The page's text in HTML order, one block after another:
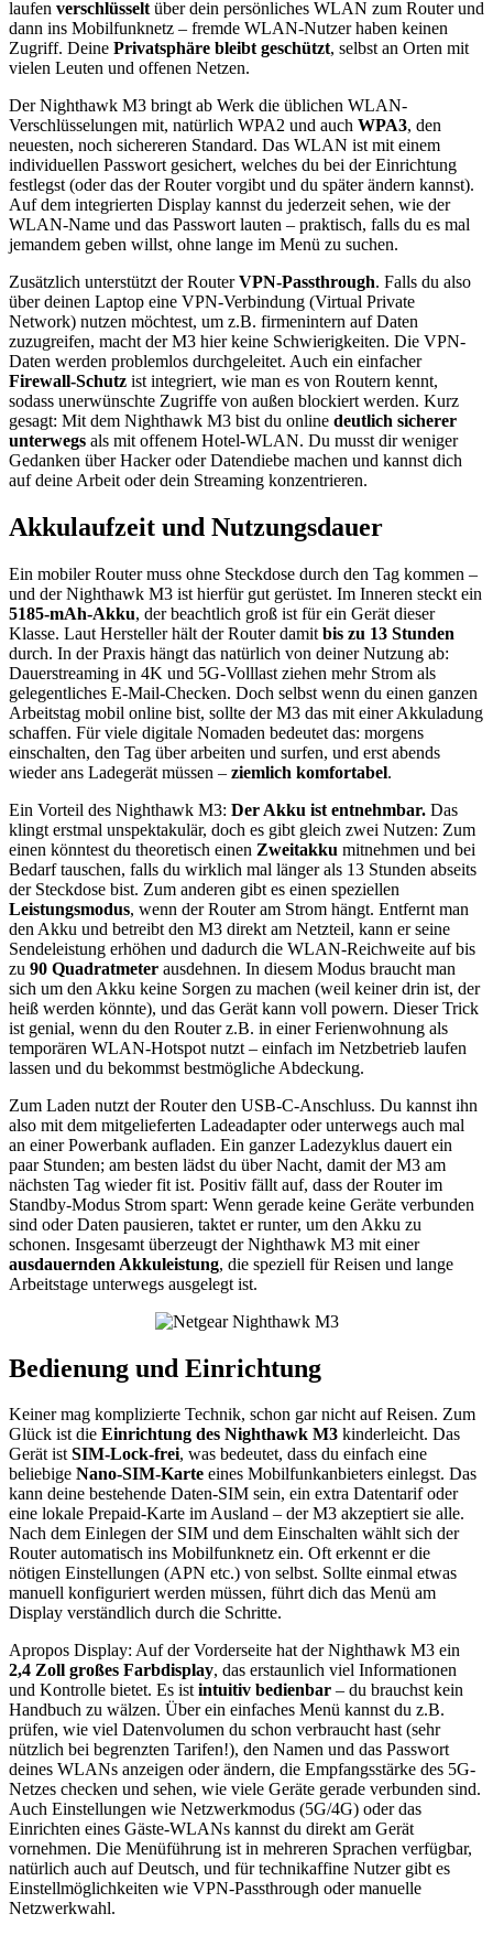
laufen verschlüsselt über dein persönliches WLAN zum Router und
dann ins Mobilfunknetz – fremde WLAN-Nutzer haben keinen
Zugriff. Deine Privatsphäre bleibt geschützt, selbst an Orten mit
vielen Leuten und offenen Netzen.
Der Nighthawk M3 bringt ab Werk die üblichen WLAN-
Verschlüsselungen mit, natürlich WPA2 und auch WPA3, den
neuesten, noch sichereren Standard. Das WLAN ist mit einem
individuellen Passwort gesichert, welches du bei der Einrichtung
festlegst (oder das der Router vorgibt und du später ändern kannst).
Auf dem integrierten Display kannst du jederzeit sehen, wie der
WLAN-Name und das Passwort lauten – praktisch, falls du es mal
jemandem geben willst, ohne lange im Menü zu suchen.
Zusätzlich unterstützt der RouterVPN-Passthrough. Falls du also
über deinen Laptop eine VPN-Verbindung (Virtual Private
Network) nutzen möchtest, um z.B. firmenintern auf Daten
zuzugreifen, macht der M3 hier keine Schwierigkeiten. Die VPN-
Daten werden problemlos durchgeleitet. Auch ein einfacher
Firewall-Schutz ist integriert, wie man es von Routern kennt,
sodass unerwünschte Zugriffe von außen blockiert werden. Kurz
gesagt: Mit dem Nighthawk M3 bist du online deutlich sicherer
unterwegs als mit offenem Hotel-WLAN. Du musst dir weniger
Gedanken über Hacker oder Datendiebe machen und kannst dich
auf deine Arbeit oder dein Streaming konzentrieren.
Akkulaufzeit und Nutzungsdauer
Ein mobiler Router muss ohne Steckdose durch den Tag kommen –
und der Nighthawk M3 ist hierfür gut gerüstet. Im Inneren steckt ein
5185-mAh-Akku, der beachtlich groß ist für ein Gerät dieser
Klasse. Laut Hersteller hält der Router damit bis zu 13 Stunden
durch. In der Praxis hängt das natürlich von deiner Nutzung ab:
Dauerstreaming in 4K und 5G-Volllast ziehen mehr Strom als
gelegentliches E-Mail-Checken. Doch selbst wenn du einen ganzen
Arbeitstag mobil online bist, sollte der M3 das mit einer Akkuladung
schaffen. Für viele digitale Nomaden bedeutet das: morgens
einschalten, den Tag über arbeiten und surfen, und erst abends
wieder ans Ladegerät müssen – ziemlich komfortabel.
Ein Vorteil des Nighthawk M3: Der Akku ist entnehmbar. Das
klingt erstmal unspektakulär, doch es gibt gleich zwei Nutzen: Zum
einen könntest du theoretisch einen Zweitakku mitnehmen und bei
Bedarf tauschen, falls du wirklich mal länger als 13 Stunden abseits
der Steckdose bist. Zum anderen gibt es einen speziellen
Leistungsmodus, wenn der Router am Strom hängt. Entfernt man
den Akku und betreibt den M3 direkt am Netzteil, kann er seine
Sendeleistung erhöhen und dadurch die WLAN-Reichweite auf bis
zu 90 Quadratmeter ausdehnen. In diesem Modus braucht man
sich um den Akku keine Sorgen zu machen (weil keiner drin ist, der
heiß werden könnte), und das Gerät kann voll powern. Dieser Trick
ist genial, wenn du den Router z.B. in einer Ferienwohnung als
temporären WLAN-Hotspot nutzt – einfach im Netzbetrieb laufen
lassen und du bekommst bestmögliche Abdeckung.
Zum Laden nutzt der Router den USB-C-Anschluss. Du kannst ihn
also mit dem mitgelieferten Ladeadapter oder unterwegs auch mal
an einer Powerbank aufladen. Ein ganzer Ladezyklus dauert ein
paar Stunden; am besten lädst du über Nacht, damit der M3 am
nächsten Tag wieder fit ist. Positiv fällt auf, dass der Router im
Standby-Modus Strom spart: Wenn gerade keine Geräte verbunden
sind oder Daten pausieren, taktet er runter, um den Akku zu
schonen. Insgesamt überzeugt der Nighthawk M3 mit einer
ausdauernden Akkuleistung, die speziell für Reisen und lange
Arbeitstage unterwegs ausgelegt ist.
Bedienung und Einrichtung
Keiner mag komplizierte Technik, schon gar nicht auf Reisen. Zum
Glück ist die Einrichtung des Nighthawk M3 kinderleicht. Das
Gerät istSIM-Lock-frei, was bedeutet, dass du einfach eine
beliebige Nano-SIM-Karte eines Mobilfunkanbieters einlegst. Das
kann deine bestehende Daten-SIM sein, ein extra Datentarif oder
eine lokale Prepaid-Karte im Ausland – der M3 akzeptiert sie alle.
Nach dem Einlegen der SIM und dem Einschalten wählt sich der
Router automatisch ins Mobilfunknetz ein. Oft erkennt er die
nötigen Einstellungen (APN etc.) von selbst. Sollte einmal etwas
manuell konfiguriert werden müssen, führt dich das Menü am
Display verständlich durch die Schritte.
Apropos Display: Auf der Vorderseite hat der Nighthawk M3 ein
2,4 Zoll großes Farbdisplay, das erstaunlich viel Informationen
und Kontrolle bietet. Es istintuitiv bedienbar – du brauchst kein
Handbuch zu wälzen. Über ein einfaches Menü kannst du z.B.
prüfen, wie viel Datenvolumen du schon verbraucht hast (sehr
nützlich bei begrenzten Tarifen!), den Namen und das Passwort
deines WLANs anzeigen oder ändern, die Empfangsstärke des 5G-
Netzes checken und sehen, wie viele Geräte gerade verbunden sind.
Auch Einstellungen wie Netzwerkmodus (5G/4G) oder das
Einrichten eines Gäste-WLANs kannst du direkt am Gerät
vornehmen. Die Menüführung ist in mehreren Sprachen verfügbar,
natürlich auch auf Deutsch, und für technikaffine Nutzer gibt es
Einstellmöglichkeiten wie VPN-Passthrough oder manuelle
Netzwerkwahl.